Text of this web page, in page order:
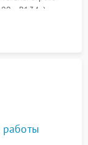
R134a) по
в системе.
работы